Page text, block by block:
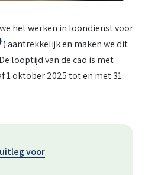
het werken in loondienst voor
) aantrekkelijk en maken we dit
looptijd van de cao is met
1 oktober 2025 tot en met 31
voor